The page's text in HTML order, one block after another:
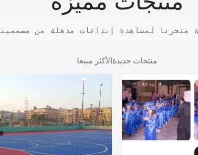
متجرنا لمشاهدة إبداعات مذهلة من
منتجات جديدة الأكثر مبيعا